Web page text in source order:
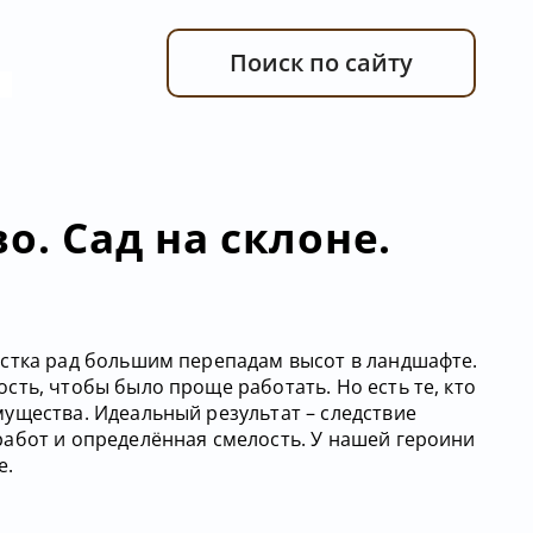
Поиск по сайту
Сад на склоне.
рад большим перепадам высот в ландшафте.
чтобы было проще работать. Но есть те, кто
Идеальный результат – следствие
и определённая смелость. У нашей героини